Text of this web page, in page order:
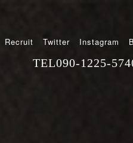
Recruit Twitter Instagram
TEL090-1225-